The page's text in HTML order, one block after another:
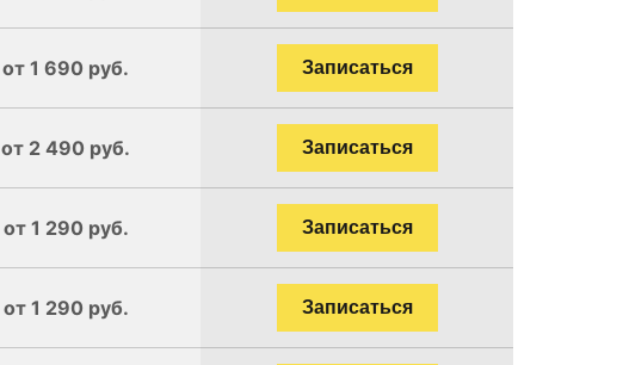
от 1 690 руб. Записаться
от 2 490 руб. Записаться
от 1 290 руб. Записаться
от 1 290 руб. Записаться